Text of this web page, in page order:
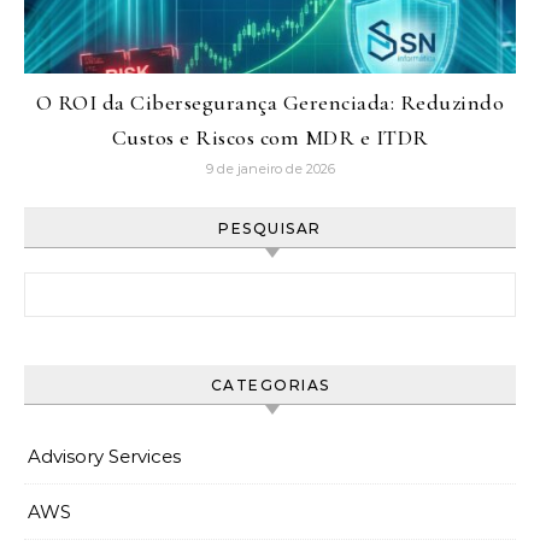
O ROI da Cibersegurança Gerenciada: Reduzindo
Custos e Riscos com MDR e ITDR
9 de janeiro de 2026
PESQUISAR
CATEGORIAS
Advisory Services
AWS